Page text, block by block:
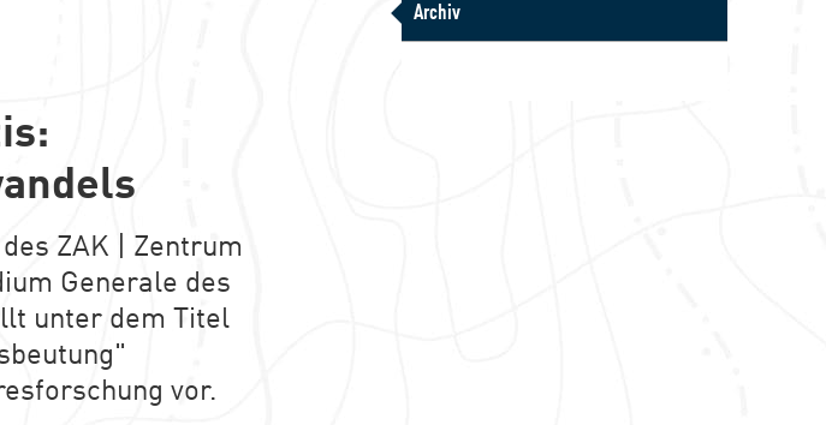
ZAK | Zentrum
Generale des
unter dem Titel
vor.
Archiv